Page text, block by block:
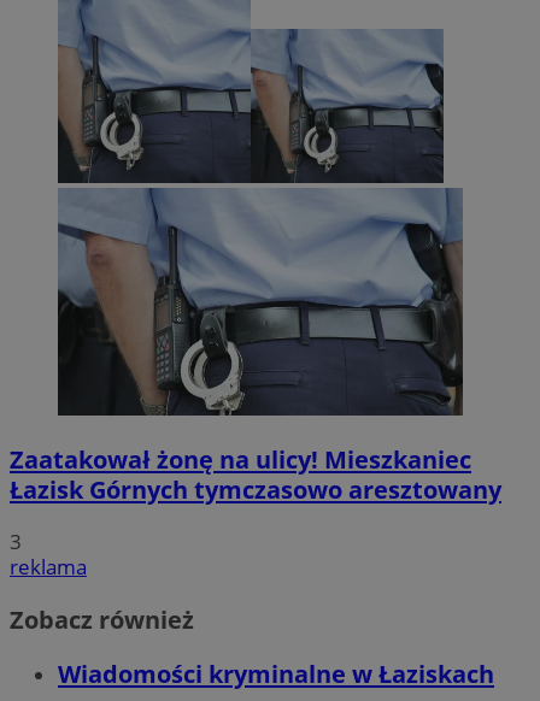
Zaatakował żonę na ulicy! Mieszkaniec
Łazisk Górnych tymczasowo aresztowany
3
reklama
Zobacz również
Wiadomości kryminalne w Łaziskach